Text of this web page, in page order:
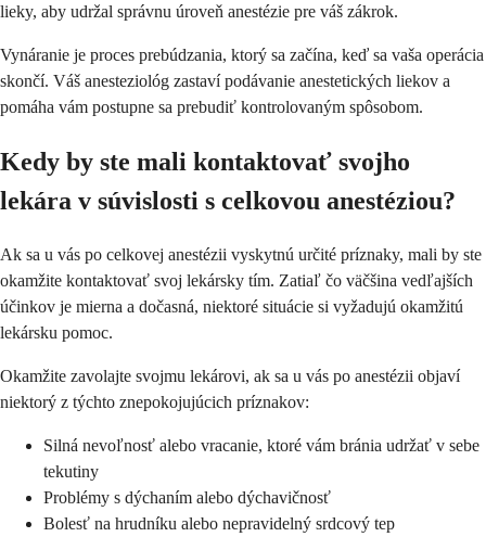
lieky, aby udržal správnu úroveň anestézie pre váš zákrok.
Vynáranie je proces prebúdzania, ktorý sa začína, keď sa vaša operácia
skončí. Váš anesteziológ zastaví podávanie anestetických liekov a
pomáha vám postupne sa prebudiť kontrolovaným spôsobom.
Kedy by ste mali kontaktovať svojho
lekára v súvislosti s celkovou anestéziou?
Ak sa u vás po celkovej anestézii vyskytnú určité príznaky, mali by ste
okamžite kontaktovať svoj lekársky tím. Zatiaľ čo väčšina vedľajších
účinkov je mierna a dočasná, niektoré situácie si vyžadujú okamžitú
lekársku pomoc.
Okamžite zavolajte svojmu lekárovi, ak sa u vás po anestézii objaví
niektorý z týchto znepokojujúcich príznakov:
Silná nevoľnosť alebo vracanie, ktoré vám bránia udržať v sebe
tekutiny
Problémy s dýchaním alebo dýchavičnosť
Bolesť na hrudníku alebo nepravidelný srdcový tep